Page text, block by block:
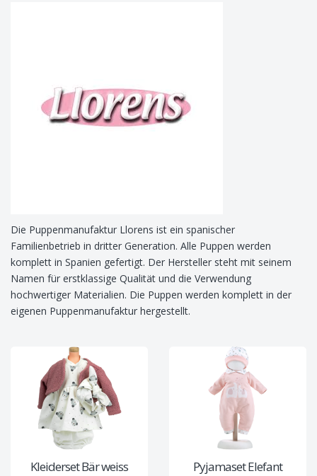
Die Puppenmanufaktur Llorens ist ein spanischer
Familienbetrieb in dritter Generation. Alle Puppen werden
komplett in Spanien gefertigt. Der Hersteller steht mit seinem
Namen für erstklassige Qualität und die Verwendung
hochwertiger Materialien. Die Puppen werden komplett in der
eigenen Puppenmanufaktur hergestellt.
Kleiderset Bär weiss
Pyjamaset Elefant